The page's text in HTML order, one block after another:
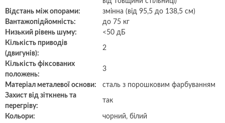
Відстань між опорами:
змінна (від 95,5 до 138,5 см)
Вантажопідйомність:
до 75 кг
Низький рівень шуму:
<50 дБ
Кількість приводів
(двигунів):
2
Кількість фіксованих
положень:
3
Матеріал металевої основи:
сталь з порошковим фарбуванням
Захист від зіткнень та
перегріву:
так
Кольори:
чорний, білий